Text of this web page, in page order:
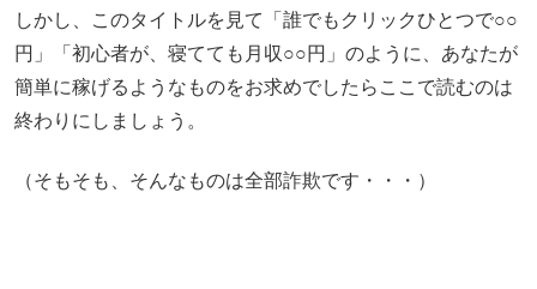
しかし、このタイトルを見て「誰でもクリックひとつで○○
円」「初心者が、寝てても月収○○円」のように、あなたが
簡単に稼げるようなものをお求めでしたらここで読むのは
終わりにしましょう。
（そもそも、そんなものは全部詐欺です・・・）